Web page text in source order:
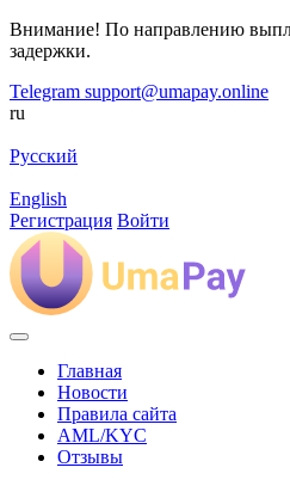
Внимание! По направлению
задержки.
Telegram support@umapay.online
ru
Русский
English
Регистрация Войти
Главная
Новости
Правила сайта
AML/KYC
Отзывы